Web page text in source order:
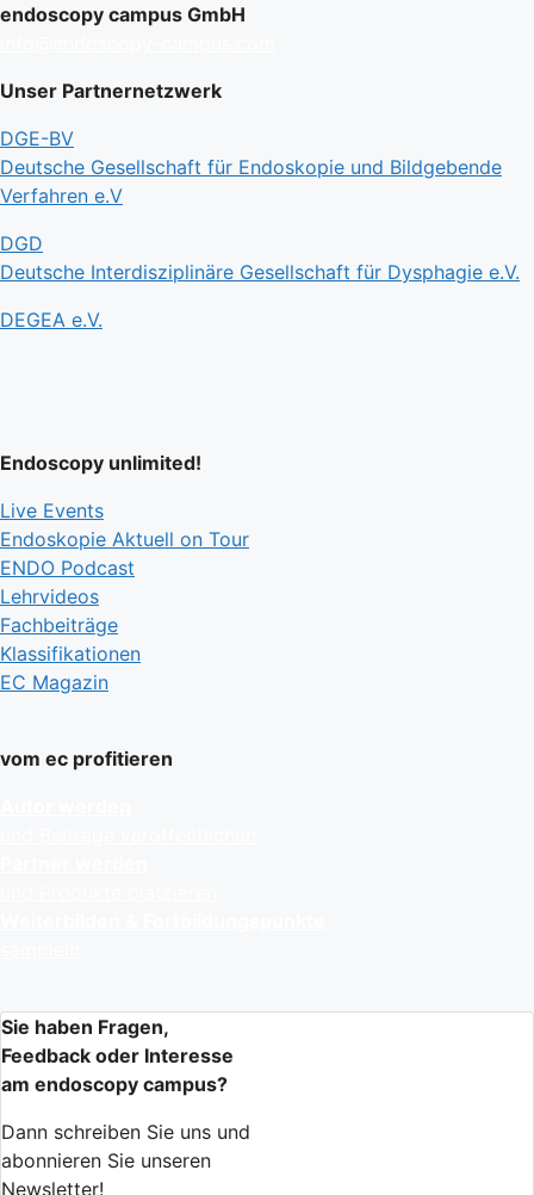
endoscopy campus GmbH
Unser Partnernetzwerk
DGE-BV
Deutsche Gesellschaft für Endoskopie und Bildgebende
Verfahren e.V
DGD
Deutsche Interdisziplinäre Gesellschaft für Dysphagie e.V.
DEGEA e.V.
Endoscopy unlimited!
Live Events
Endoskopie Aktuell on Tour
ENDO Podcast
Lehrvideos
Fachbeiträge
Klassifikationen
EC Magazin
vom ec profitieren
Sie haben Fragen,
Feedback oder Interesse
am endoscopy campus?
Dann schreiben Sie uns und
abonnieren Sie unseren
Newsletter!